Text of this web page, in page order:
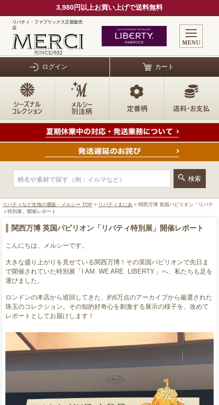
3,980円以上お買い上げで送料無料
リバティ・ファブリックス正規販売
店
ログイン カート
リバティなど生地の通販・メルシー TOP > リバティまにあ > 関西万博 英国パビリオン「リバテ
ィ特別展」開催レポート
関西万博 英国パビリオン「リバティ特別展」開催レポート
こんにちは、メルシーです。
大きな盛り上がりを見せている関西万博！その英国パビリオンで先日ま
で開催されていた特別展「I AM. WE ARE. LIBERTY.」へ、私たちも足を
運びました。
ロンドンの本店から巡回してきた、約6万点のアーカイブから厳選された
珠玉のコレクション。その知的好奇心を刺激する展示の様子を、改めて
レポートとしてお届けします！